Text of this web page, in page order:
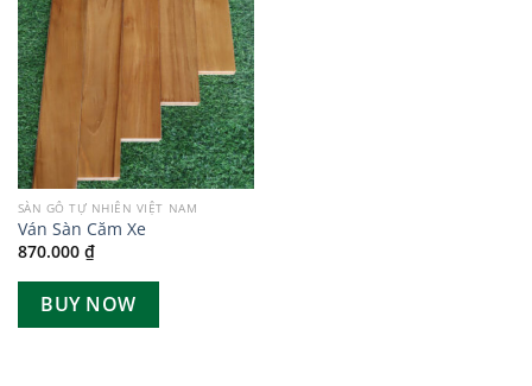
Add to
wishlist
SÀN GỖ TỰ NHIÊN VIỆT NAM
Ván Sàn Căm Xe
870.000 ₫
BUY NOW